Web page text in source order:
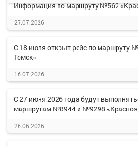
Информация по маршруту №562
27.07.2026
С 18 июля открыт рейс по маршруту
Томск»
16.07.2026
С 27 июня 2026 года будут
маршрутам №8944 и №9298
26.06.2026